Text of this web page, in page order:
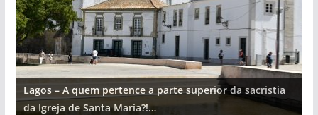
Lagos – A quem pertence a parte superior da sacristia
da Igreja de Santa Maria?!…